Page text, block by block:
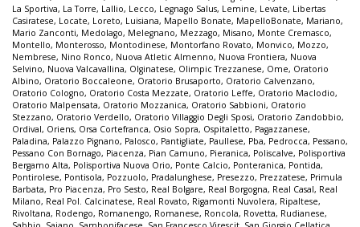
La Sportiva, La Torre, Lallio, Lecco, Legnago Salus, Lemine, Levate, Libertas
Casiratese, Locate, Loreto, Luisiana, Mapello Bonate, MapelloBonate, Mariano,
Mario Zanconti, Medolago, Melegnano, Mezzago, Misano, Monte Cremasco,
Montello, Monterosso, Montodinese, Montorfano Rovato, Monvico, Mozzo,
Nembrese, Nino Ronco, Nuova Atletic Almenno, Nuova Frontiera, Nuova
Selvino, Nuova Valcavallina, Olginatese, Olimpic Trezzanese, Ome, Oratorio
Albino, Oratorio Boccaleone, Oratorio Brusaporto, Oratorio Calvenzano,
Oratorio Cologno, Oratorio Costa Mezzate, Oratorio Leffe, Oratorio Maclodio,
Oratorio Malpensata, Oratorio Mozzanica, Oratorio Sabbioni, Oratorio
Stezzano, Oratorio Verdello, Oratorio Villaggio Degli Sposi, Oratorio Zandobbio,
Ordival, Oriens, Orsa Cortefranca, Osio Sopra, Ospitaletto, Pagazzanese,
Paladina, Palazzo Pignano, Palosco, Pantigliate, Paullese, Pba, Pedrocca, Pessano,
Pessano Con Bornago, Piacenza, Pian Camuno, Pieranica, Poliscalve, Polisportiva
Bergamo Alta, Polisportiva Nuova Orio, Ponte Calcio, Ponteranica, Pontida,
Pontirolese, Pontisola, Pozzuolo, Pradalunghese, Presezzo, Prezzatese, Primula
Barbata, Pro Piacenza, Pro Sesto, Real Bolgare, Real Borgogna, Real Casal, Real
Milano, Real Pol. Calcinatese, Real Rovato, Rigamonti Nuvolera, Ripaltese,
Rivoltana, Rodengo, Romanengo, Romanese, Roncola, Rovetta, Rudianese,